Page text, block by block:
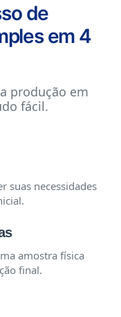
de
em 4
produção em
fácil.
suas necessidades
amostra física
final.